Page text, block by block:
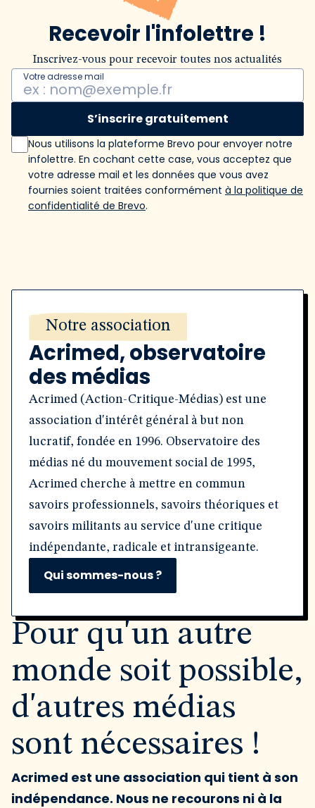
Recevoir l'infolettre !
Inscrivez-vous pour recevoir toutes nos actualités
Votre adresse mail
S’inscrire gratuitement
Nous utilisons la plateforme Brevo pour envoyer notre
infolettre. En cochant cette case, vous acceptez que
votre adresse mail et les données que vous avez
fournies soient traitées conformément à la politique de
confidentialité de Brevo.
Notre association
Acrimed, observatoire
des médias
Acrimed (Action-Critique-Médias) est une
association d'intérêt général à but non
lucratif, fondée en 1996. Observatoire des
médias né du mouvement social de 1995,
Acrimed cherche à mettre en commun
savoirs professionnels, savoirs théoriques et
savoirs militants au service d'une critique
indépendante, radicale et intransigeante.
Qui sommes-nous ?
Pour qu'un autre
monde soit possible,
d'autres médias
sont nécessaires !
Acrimed est une association qui tient à son
indépendance. Nous ne recourons ni à la